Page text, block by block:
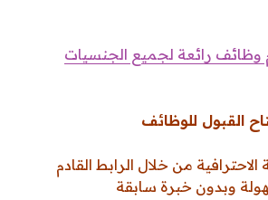
رائعة لجميع الجنسيات
القبول للوظائف
من خلال الرابط القادم
وبدون خبرة سابقة